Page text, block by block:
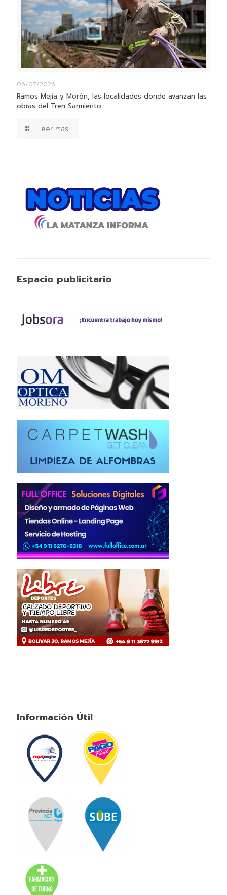
06/07/2026
Ramos Mejía y Morón, las localidades donde avanzan las
obras del Tren Sarmiento
Leer más
Espacio publicitario
Información Útil